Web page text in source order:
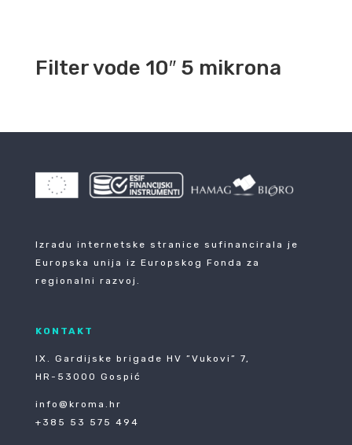
Filter vode 10″ 5 mikrona
Izradu internetske stranice sufinancirala je
Europska unija iz Europskog Fonda za
regionalni razvoj.
KONTAKT
IX. Gardijske brigade HV ”Vukovi” 7,
HR-53000 Gospić
info@kroma.hr
+385 53 575 494